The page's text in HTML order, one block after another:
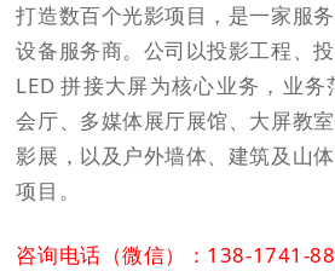
打造数百个光影项目，是一家服
设备服务商。公司以投影工程、投
LED 拼接大屏为核心业务，业
会厅、多媒体展厅展馆、大屏教
影展，以及户外墙体、建筑及山
项目。
咨询电话（微信）：138-1741-